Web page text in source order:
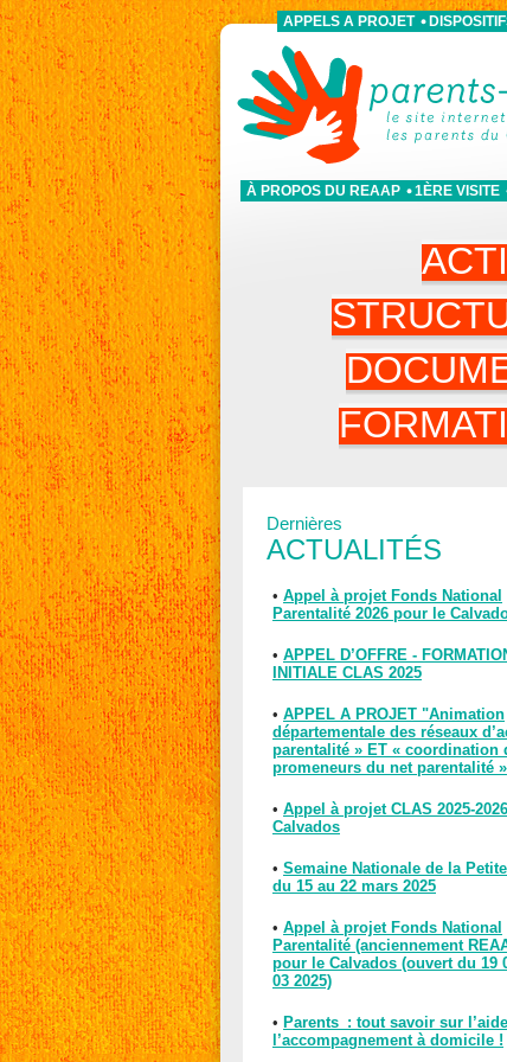
À PROPOS DU REAAP 1ÈRE VISITE
APPELS A PROJET
Dernières
ACTUALITÉS
• Appel à projet Fonds National
Parentalité 2026 pour le
• APPEL D’OFFRE -
INITIALE CLAS 2025
• APPEL A PROJET "Animation
départementale des réseaux
parentalité » ET « coordination
promeneurs du net parentalité »
• Appel à projet CLAS 2025-
Calvados
• Semaine Nationale de la
du 15 au 22 mars 2025
• Appel à projet Fonds National
Parentalité (anciennement
pour le Calvados (ouvert du 19
03 2025)
• Parents : tout savoir sur
l’accompagnement à domicile !